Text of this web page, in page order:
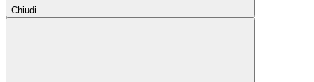
Chiudi